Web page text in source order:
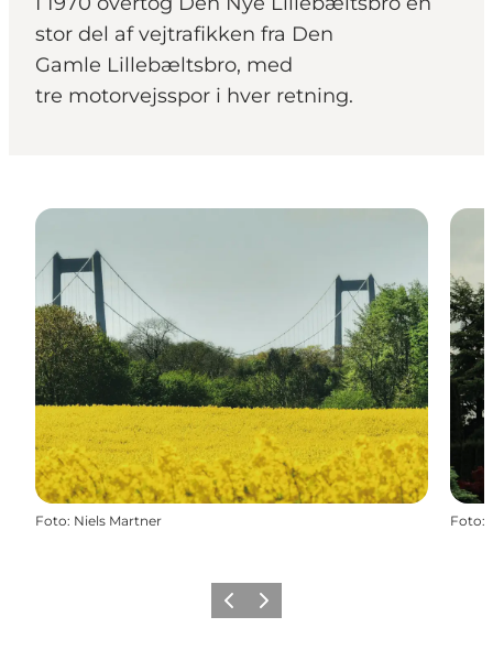
stor del af vejtrafikken fra Den
Gamle Lillebæltsbro, med
tre motorvejsspor i hver retning.
Foto: Niels Martner Foto:
ForrigeNæste